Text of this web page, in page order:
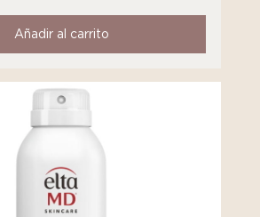
Añadir al carrito